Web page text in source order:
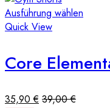
Ausführung wählen
Quick View
Core
35,90€ 39,00€